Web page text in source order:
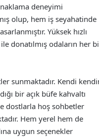
deneyimi
olup, hem iş seyahatinde
Yüksek hızlı
donatılmış odaların her
sunmaktadır. Kendi
bir açık büfe kahvaltı
dostlarla hoş sohbetler
Hem yerel hem de
uygun seçenekler